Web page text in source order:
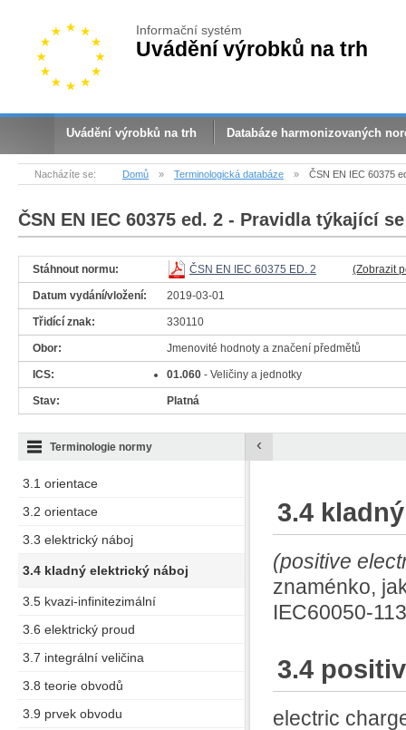
Informační systém
Uvádění výrobků na trh
Uvádění výrobků na trh Databáze harmonizovaných
Nacházíte se: Domů » Terminologická databáze » ČSN EN IEC 60375
ČSN EN IEC 60375 ed. 2 - Pravidla týkající
Stáhnout normu: ČSN EN IEC 60375 ED. 2 (Zobrazit
Datum vydání/vložení: 2019-03-01
Třidící znak: 330110
Obor: Jmenovité hodnoty a značení předmětů
ICS: 01.060 - Veličiny a jednotky
Stav: Platná
3.1 orientace
3.2 orientace
3.3 elektrický náboj
3.4 kladný elektrický náboj
3.5 kvazi-infinitezimální
3.6 elektrický proud
3.7 integrální veličina
3.8 teorie obvodů
3.9 prvek obvodu
Terminologie normy ‹
3.4
(positive
znaménko,
IEC60050-
3.4
electric